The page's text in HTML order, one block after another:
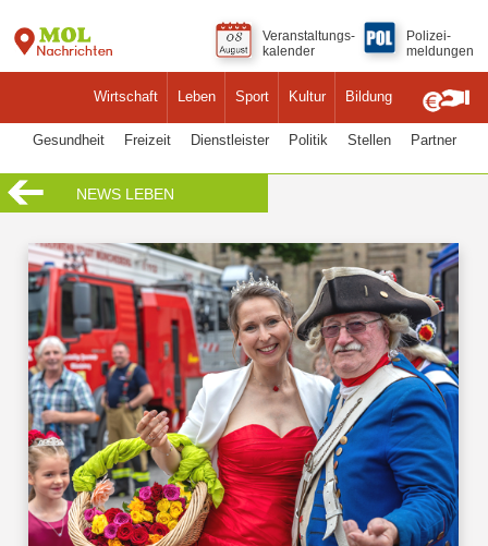
Wirtschaft Leben Sport Kultur Bildung
Veranstaltungs-
kalender
Polizei-
meldungen
Gesundheit Freizeit Dienstleister Politik Stellen Partner
NEWS LEBEN